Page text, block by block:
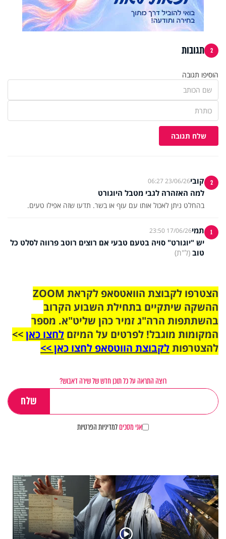
2 תגובות
הוסיפו תגובה
שלח תגובה
2 קובי23/06/26 06:27
למה האזהרה לגבי מטבל היוגורט
בהחלט ניתן לאכול אותו עם עוף או בשר. תדעו שזה אפילו טעים.
1 תמי17/06/26 23:50
יש "יוגורט" סויה בטעם טבעי אם רוצים רוטב פרווה לסלט כל
טוב (ל"ת)
הצטרפו לקבוצת הוואטסאפ לקראת ZOOM
ההשקה שיתקיים בתחילת השבוע הקרוב
בהשתתפות הרה"ג זמיר כהן שליט"א. מספר
המקומות מוגבל! לפרטים על המיזם לחצו כאן>>
להצטרפותלקבוצת הווטסאפ לחצו כאן >>
רוצה התראה על כל תוכן חדש של שירה דאבוש?
אני מסכיםלמדיניות הפרטיות